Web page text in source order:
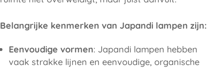
Belangrijke kenmerken van Japandi lampen zijn:
Eenvoudige vormen: Japandi lampen hebben
vaak strakke lijnen en eenvoudige, organische